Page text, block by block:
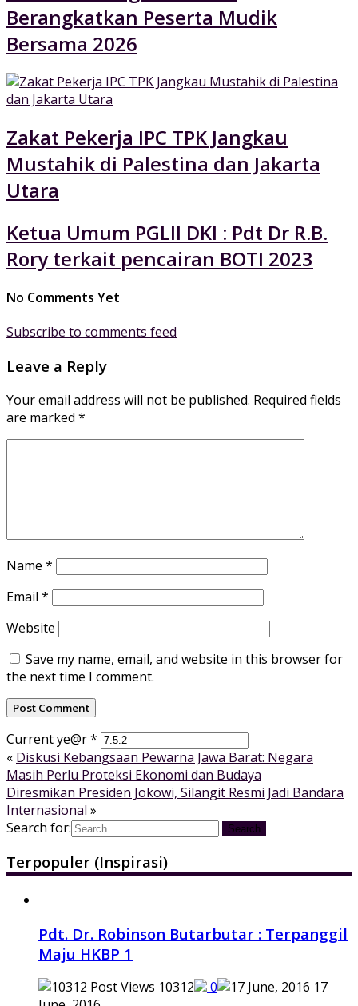
Berangkatkan Peserta Mudik
Bersama 2026
Zakat Pekerja IPC TPK Jangkau
Mustahik di Palestina dan Jakarta
Utara
Ketua Umum PGLII DKI : Pdt Dr R.B.
Rory terkait pencairan BOTI 2023
No Comments Yet
Subscribe to comments feed
Leave a Reply
Your email address will not be published. Required fields
are marked *
Name *
Email *
Website
Save my name, email, and website in this browser for
the next time I comment.
Current ye@r*
« Diskusi Kebangsaan Pewarna Jawa Barat: Negara
Masih Perlu Proteksi Ekonomi dan Budaya
Diresmikan Presiden Jokowi, Silangit Resmi Jadi Bandara
Internasional »
Search for:
Terpopuler (Inspirasi)
Pdt. Dr. Robinson Butarbutar : Terpanggil
Maju HKBP 1
10312 0
17